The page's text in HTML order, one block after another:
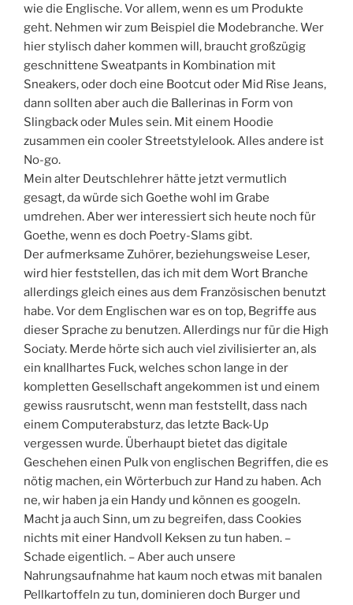
wie die Englische. Vor allem, wenn es um Produkte
geht. Nehmen wir zum Beispiel die Modebranche. Wer
hier stylisch daher kommen will, braucht großzügig
geschnittene Sweatpants in Kombination mit
Sneakers, oder doch eine Bootcut oder Mid Rise Jeans,
dann sollten aber auch die Ballerinas in Form von
Slingback oder Mules sein. Mit einem Hoodie
zusammen ein cooler Streetstylelook. Alles andere ist
No-go.
Mein alter Deutschlehrer hätte jetzt vermutlich
gesagt, da würde sich Goethe wohl im Grabe
umdrehen. Aber wer interessiert sich heute noch für
Goethe, wenn es doch Poetry-Slams gibt.
Der aufmerksame Zuhörer, beziehungsweise Leser,
wird hier feststellen, das ich mit dem Wort Branche
allerdings gleich eines aus dem Französischen benutzt
habe. Vor dem Englischen war es on top, Begriffe aus
dieser Sprache zu benutzen. Allerdings nur für die High
Sociaty. Merde hörte sich auch viel zivilisierter an, als
ein knallhartes Fuck, welches schon lange in der
kompletten Gesellschaft angekommen ist und einem
gewiss rausrutscht, wenn man feststellt, dass nach
einem Computerabsturz, das letzte Back-Up
vergessen wurde. Überhaupt bietet das digitale
Geschehen einen Pulk von englischen Begriffen, die es
nötig machen, ein Wörterbuch zur Hand zu haben. Ach
ne, wir haben ja ein Handy und können es googeln.
Macht ja auch Sinn, um zu begreifen, dass Cookies
nichts mit einer Handvoll Keksen zu tun haben. –
Schade eigentlich. – Aber auch unsere
Nahrungsaufnahme hat kaum noch etwas mit banalen
Pellkartoffeln zu tun, dominieren doch Burger und